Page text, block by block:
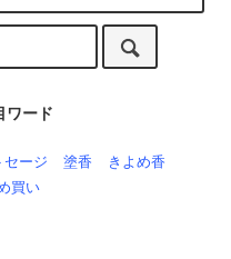
ワード
セージ 塗香
きよめ香
買い